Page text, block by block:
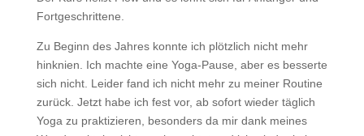
Fortgeschrittene.
Zu Beginn des Jahres konnte ich plötzlich nicht mehr
hinknien. Ich machte eine Yoga-Pause, aber es besserte
sich nicht. Leider fand ich nicht mehr zu meiner Routine
zurück. Jetzt habe ich fest vor, ab sofort wieder täglich
Yoga zu praktizieren, besonders da mir dank meines